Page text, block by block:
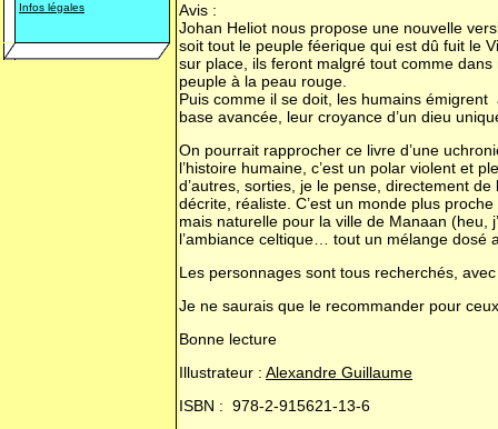
Infos légales
Avis :
Johan Heliot nous propose une nouvelle
soit tout le peuple féerique qui est dû fuit le
sur place, ils feront malgré tout comme
peuple à la peau rouge.
Puis comme il se doit, les humains
base avancée, leur croyance d’un dieu
On pourrait rapprocher ce livre d’une
l’histoire humaine, c’est un polar violent et
d’autres, sorties, je le pense, directement
décrite, réaliste. C’est un monde plus
mais naturelle pour la ville de Manaan (heu,
l’ambiance celtique… tout un mélange dosé
Les personnages sont tous recherchés,
Je ne saurais que le recommander pour
Bonne lecture
Illustrateur : Alexandre Guillaume
ISBN : 978-2-915621-13-6